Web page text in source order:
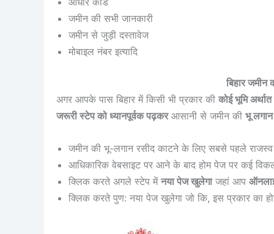
जमीन की सभी जानकारी
जमीन से जुड़ी दस्तावेज
मोबाइल नंबर इत्यादि
बिहार
अगर आपके पास बिहार में किसी भी प्रकार की कोई भूमि
जरूरी स्टेप को ध्यानपूर्वक पढ़करआसानी से जमीन की भू
जमीन की भू-लगान रसीद काटने के लिए सबसे पहले राजस्व
आधिकारिक वेबसाइट पर आने के बाद होम पेज पर कई
क्लिक करते अगले स्टेप में नया पेज खुलेगाजहां आप
क्लिक करते पुण: नया पेज खुलेगा जो कि, इस प्रकार का